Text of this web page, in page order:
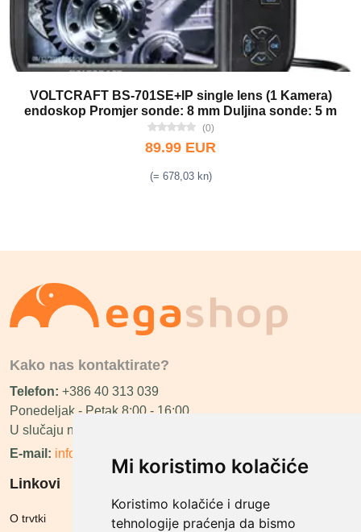
Mi koristimo kolačiće
Koristimo kolačiće i druge
tehnologije praćenja da bismo
VOLTCRAFT BS-701SE+IP single lens (1 Kamera)
endoskop Promjer sonde: 8 mm Duljina sonde: 5 m
(0)
89.99 EUR
(= 678,03 kn)
Kako nas kontaktirate?
Telefon: +386 40 313 039
Ponedeljak - Petak 8:00 - 16:00
U slučaju neraspoloživosti ćemo vas nazvati.
E-mail: info@megashop.hr
Linkovi
O trvtki